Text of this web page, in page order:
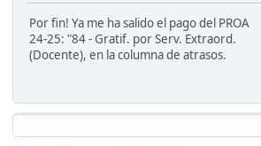
Por fin! Ya me ha salido el pago del PROA
24-25: "84 - Gratif. por Serv. Extraord.
(Docente), en la columna de atrasos.